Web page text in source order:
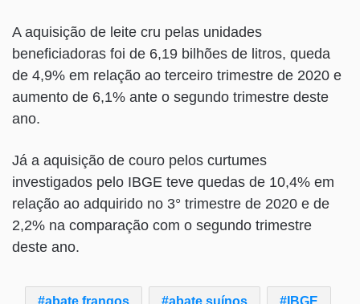
A aquisição de leite cru pelas unidades
beneficiadoras foi de 6,19 bilhões de litros, queda
de 4,9% em relação ao terceiro trimestre de 2020 e
aumento de 6,1% ante o segundo trimestre deste
ano.
Já a aquisição de couro pelos curtumes
investigados pelo IBGE teve quedas de 10,4% em
relação ao adquirido no 3° trimestre de 2020 e de
2,2% na comparação com o segundo trimestre
deste ano.
abate frangos abate suínos IBGE